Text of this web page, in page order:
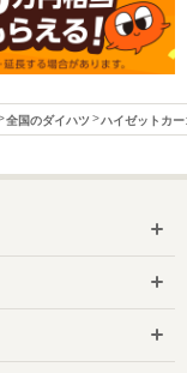
全国のダイハツ ハイゼットカ